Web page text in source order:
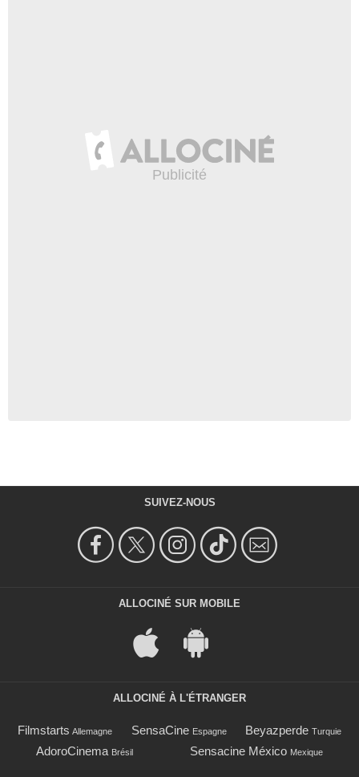
SUIVEZ-NOUS
ALLOCINÉ SUR MOBILE
ALLOCINÉ À L'ÉTRANGER
Filmstarts Allemagne SensaCine Espagne Beyazperde Turquie
AdoroCinema Brésil Sensacine México Mexique